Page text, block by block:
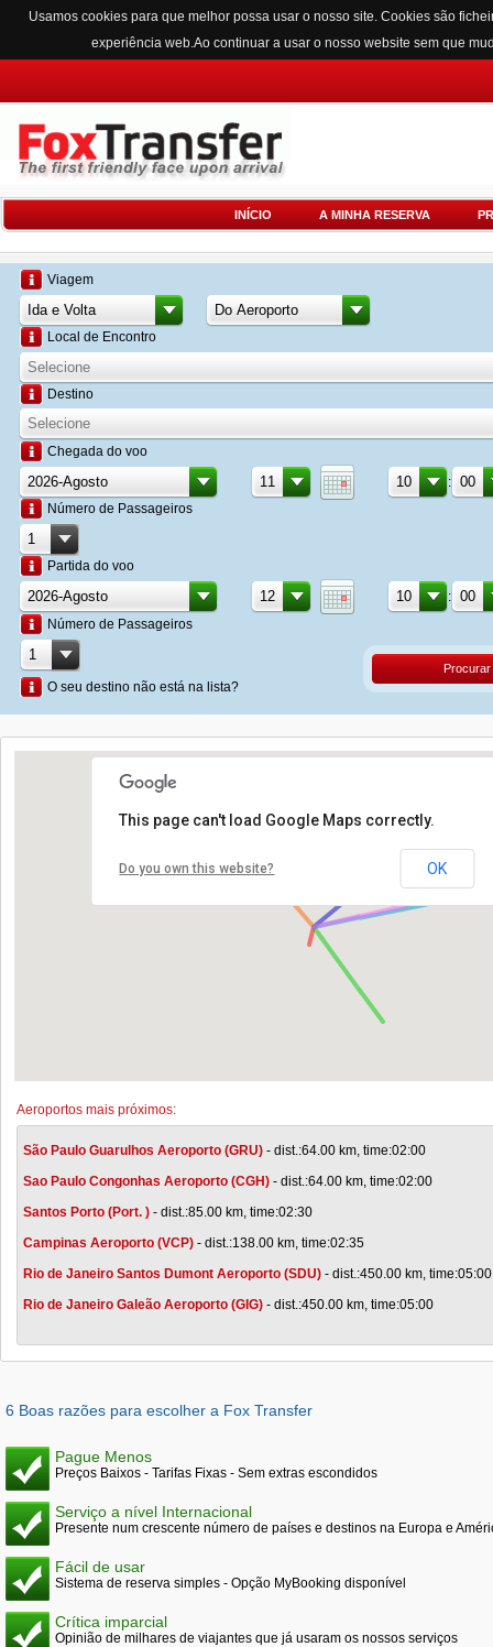
Usamos cookies para que melhor possa usar o nosso site. Cookies são
experiência web.Ao continuar a usar o nosso website sem que
INÍCIO A MINHA RESERVA
Viagem
Local de Encontro
Destino
Chegada do voo
:
Número de Passageiros
Partida do voo
:
Número de Passageiros
O seu destino não está na lista?
Procurar
This page can't load Google Maps correctly.
Do you own this website? OK
Aeroportos mais próximos:
São Paulo Guarulhos Aeroporto (GRU) - dist.:64.00 km, time:02:00
Sao Paulo Congonhas Aeroporto (CGH) - dist.:64.00 km, time:02:00
Santos Porto (Port. ) - dist.:85.00 km, time:02:30
Campinas Aeroporto (VCP) - dist.:138.00 km, time:02:35
Rio de Janeiro Santos Dumont Aeroporto (SDU) - dist.:450.00 km, time:05:00
Rio de Janeiro Galeão Aeroporto (GIG) - dist.:450.00 km, time:05:00
6 Boas razões para escolher a Fox Transfer
Pague Menos
Preços Baixos - Tarifas Fixas - Sem extras escondidos
Serviço a nível Internacional
Presente num crescente número de países e destinos na Europa e
Fácil de usar
Sistema de reserva simples - Opção MyBooking disponível
Crítica imparcial
Opinião de milhares de viajantes que já usaram os nossos serviços